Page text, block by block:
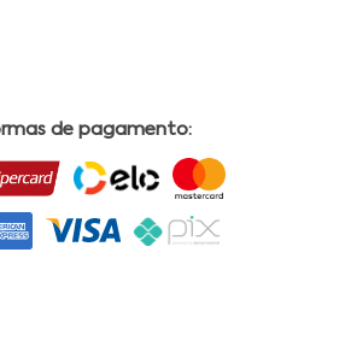
de pagamento: